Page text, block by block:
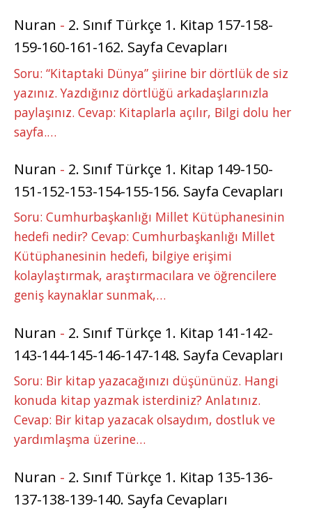
Nuran - 2. Sınıf Türkçe 1. Kitap 157-158-
159-160-161-162. Sayfa Cevapları
Soru: “Kitaptaki Dünya” şiirine bir dörtlük de siz
yazınız. Yazdığınız dörtlüğü arkadaşlarınızla
paylaşınız. Cevap: Kitaplarla açılır, Bilgi dolu her
sayfa.…
Nuran - 2. Sınıf Türkçe 1. Kitap 149-150-
151-152-153-154-155-156. Sayfa Cevapları
Soru: Cumhurbaşkanlığı Millet Kütüphanesinin
hedefi nedir? Cevap: Cumhurbaşkanlığı Millet
Kütüphanesinin hedefi, bilgiye erişimi
kolaylaştırmak, araştırmacılara ve öğrencilere
geniş kaynaklar sunmak,…
Nuran - 2. Sınıf Türkçe 1. Kitap 141-142-
143-144-145-146-147-148. Sayfa Cevapları
Soru: Bir kitap yazacağınızı düşününüz. Hangi
konuda kitap yazmak isterdiniz? Anlatınız.
Cevap: Bir kitap yazacak olsaydım, dostluk ve
yardımlaşma üzerine…
Nuran - 2. Sınıf Türkçe 1. Kitap 135-136-
137-138-139-140. Sayfa Cevapları